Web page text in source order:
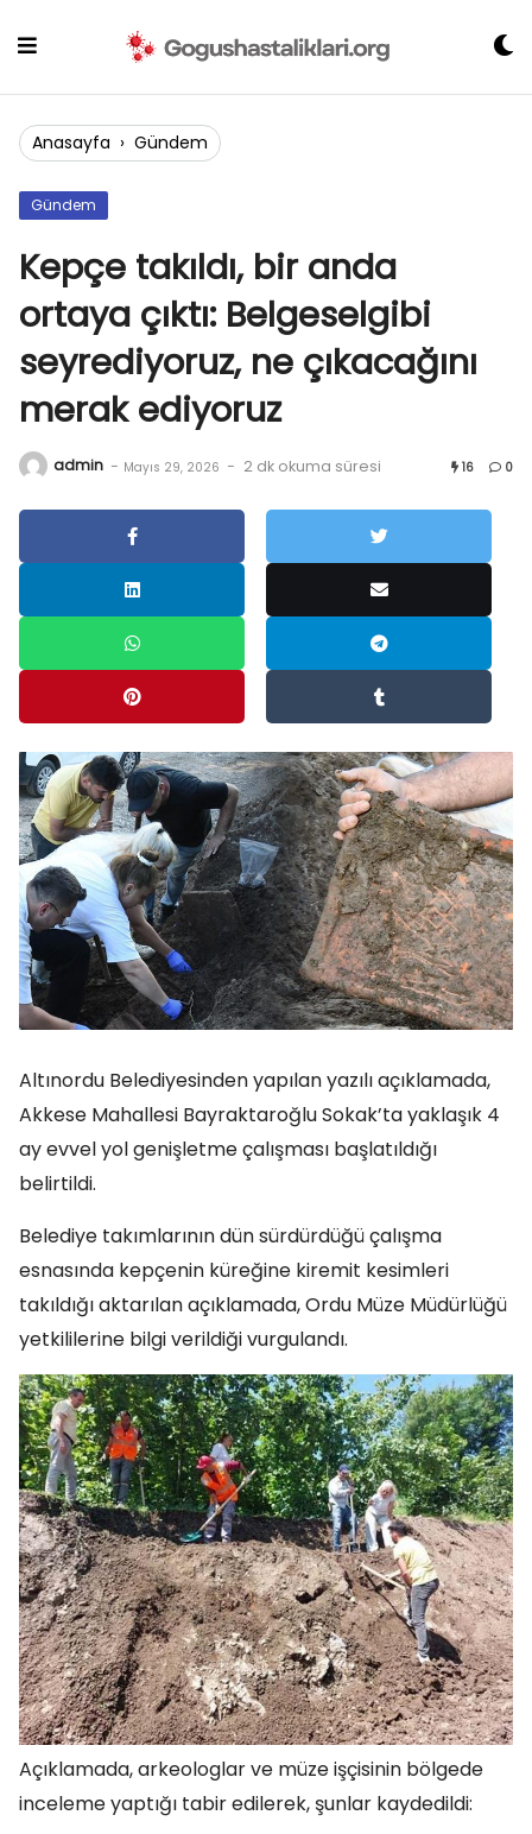
Anasayfa › Gündem
Gündem
Kepçe takıldı, bir anda
ortaya çıktı: Belgeselgibi
seyrediyoruz, ne çıkacağını
merak ediyoruz
admin - Mayıs 29, 2026 - 2 dk okuma süresi 16 0
Altınordu Belediyesinden yapılan yazılı açıklamada,
Akkese Mahallesi Bayraktaroğlu Sokak’ta yaklaşık 4
ay evvel yol genişletme çalışması başlatıldığı
belirtildi.
Belediye takımlarının dün sürdürdüğü çalışma
esnasında kepçenin küreğine kiremit kesimleri
takıldığı aktarılan açıklamada, Ordu Müze Müdürlüğü
yetkililerine bilgi verildiği vurgulandı.
Açıklamada, arkeologlar ve müze işçisinin bölgede
inceleme yaptığı tabir edilerek, şunlar kaydedildi: